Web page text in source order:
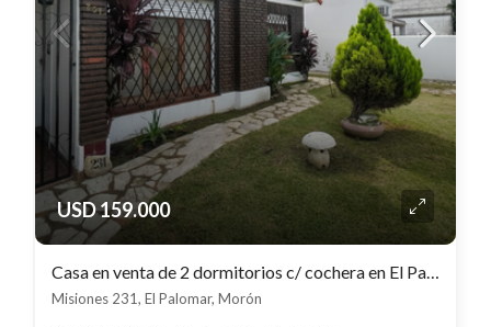
USD 159.000
Casa en venta de 2 dormitorios c/ cochera en El Palomar
Misiones 231, El Palomar, Morón